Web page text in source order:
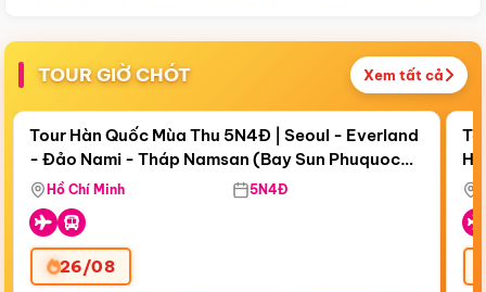
TOUR GIỜ CHÓT Xem tất cả
Còn18 ngày 06:50:19
Bay Sun Phuquoc Airways
Điểm nổi bật
Tour Hàn Quốc Mùa Thu 5N4Đ | Seoul - Everland
- Đảo Nami - Tháp Namsan (Bay Sun Phuquoc
Airways)
Hồ Chí Minh 5N4Đ
26/08